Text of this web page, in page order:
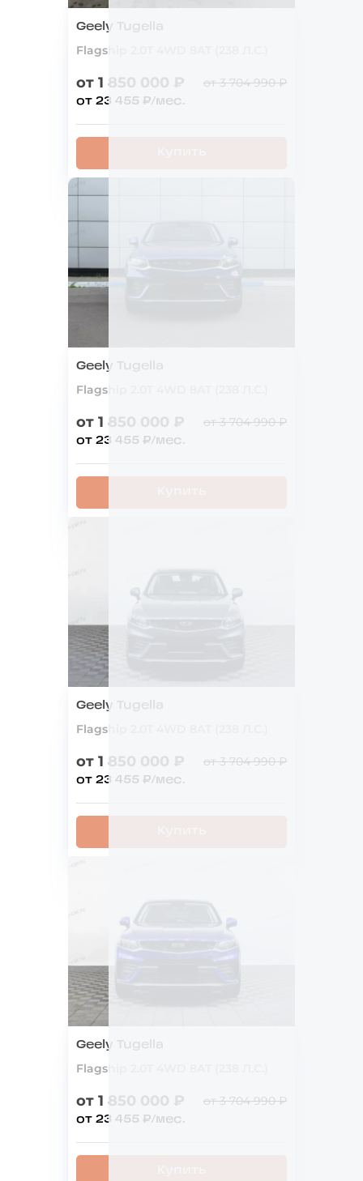
Geely Tugella
Flagship 2.0T 4WD 8AT (238 Л.С.)
от 1 850 000 ₽ от 3 704 990 ₽
от 23 455 ₽/мес.
Geely Tugella
Flagship 2.0T 4WD 8AT (238 Л.С.)
от 1 850 000 ₽ от 3 704 990 ₽
от 23 455 ₽/мес.
Geely Tugella
Flagship 2.0T 4WD 8AT (238 Л.С.)
от 1 850 000 ₽ от 3 704 990 ₽
от 23 455 ₽/мес.
Geely Tugella
Flagship 2.0T 4WD 8AT (238 Л.С.)
от 1 850 000 ₽ от 3 704 990 ₽
от 23 455 ₽/мес.